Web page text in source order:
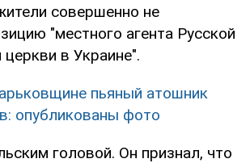
совершенно не
"местного агента Русской
в Украине".
пьяный атошник
опубликованы фото
головой. Он признал, что